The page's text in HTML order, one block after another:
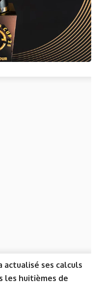
actualisé ses calculs
les huitièmes de